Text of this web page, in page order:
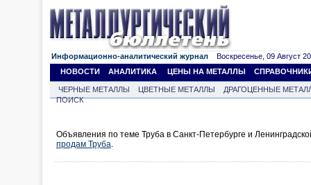
Информационно-аналитический журнал Воскресенье, 09 Август
НОВОСТИ
АНАЛИТИКА ЦЕНЫ НА МЕТАЛЛЫ
ЧЕРНЫЕ МЕТАЛЛЫ ЦВЕТНЫЕ МЕТАЛЛЫ
ДРАГОЦЕННЫЕ
ПОИСК
Объявления по теме Труба в Санкт-Петербурге и
продам Труба.